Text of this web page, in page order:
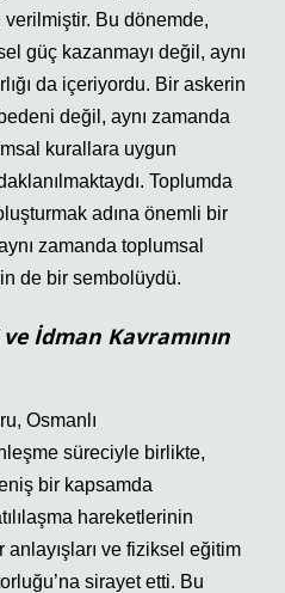
Bu dönemde,
güç kazanmayı değil, aynı
da içeriyordu. Bir askerin
değil, aynı zamanda
kurallara uygun
Toplumda
adına önemli bir
zamanda toplumsal
de bir sembolüydü.
İdman Kavramının
Osmanlı
süreciyle birlikte,
bir kapsamda
hareketlerinin
ve fiziksel eğitim
sirayet etti. Bu